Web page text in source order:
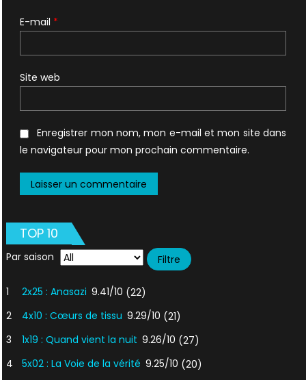
E-mail *
Site web
Enregistrer mon nom, mon e-mail et mon site dans
le navigateur pour mon prochain commentaire.
TOP 10
Par saison
1 2x25 : Anasazi 9.41/10 (22)
2
4x10 : Cœurs de tissu 9.29/10 (21)
3
1x19 : Quand vient la nuit 9.26/10 (27)
4
5x02 : La Voie de la vérité 9.25/10 (20)